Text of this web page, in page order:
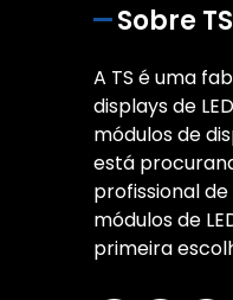
Sobre TS
A TS é uma
displays de
módulos de
está
profissional de
módulos de
primeira